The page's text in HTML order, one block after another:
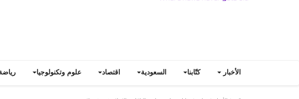
الأخبار كتّابنا السعودية اقتصاد علوم وتكنولوجيا